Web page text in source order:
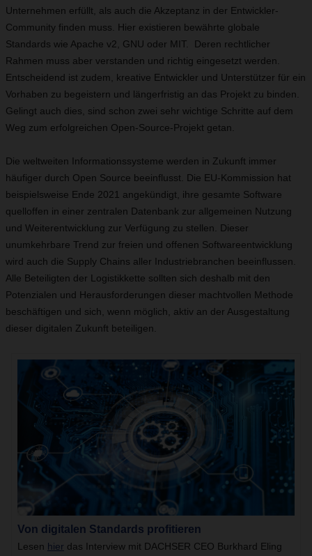
Unternehmen erfüllt, als auch die Akzeptanz in der Entwickler-
Community finden muss. Hier existieren bewährte globale
Standards wie Apache v2, GNU oder MIT. Deren rechtlicher
Rahmen muss aber verstanden und richtig eingesetzt werden.
Entscheidend ist zudem, kreative Entwickler und Unterstützer für ein
Vorhaben zu begeistern und längerfristig an das Projekt zu binden.
Gelingt auch dies, sind schon zwei sehr wichtige Schritte auf dem
Weg zum erfolgreichen Open-Source-Projekt getan.
Die weltweiten Informationssysteme werden in Zukunft immer
häufiger durch Open Source beeinflusst. Die EU-Kommission hat
beispielsweise Ende 2021 angekündigt, ihre gesamte Software
quelloffen in einer zentralen Datenbank zur allgemeinen Nutzung
und Weiterentwicklung zur Verfügung zu stellen. Dieser
unumkehrbare Trend zur freien und offenen Softwareentwicklung
wird auch die Supply Chains aller Industriebranchen beeinflussen.
Alle Beteiligten der Logistikkette sollten sich deshalb mit den
Potenzialen und Herausforderungen dieser machtvollen Methode
beschäftigen und sich, wenn möglich, aktiv an der Ausgestaltung
dieser digitalen Zukunft beteiligen.
Von digitalen Standards profitieren
Lesen hier das Interview mit DACHSER CEO Burkhard Eling